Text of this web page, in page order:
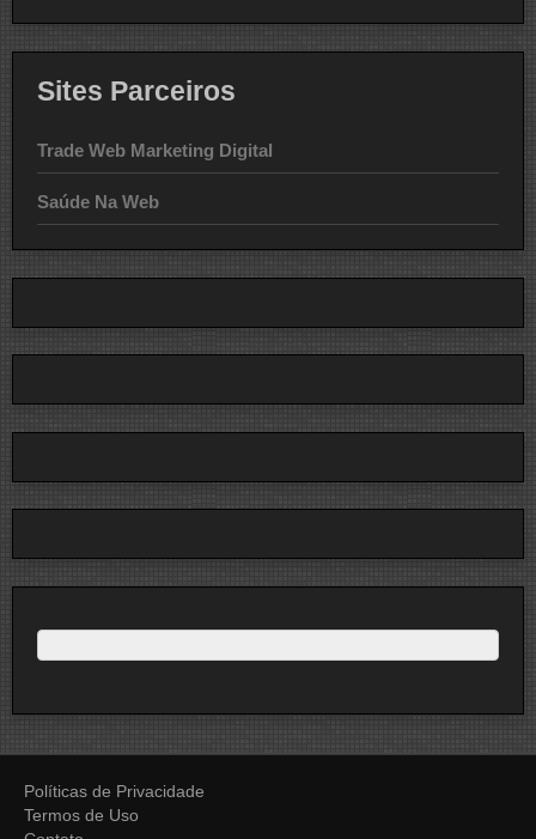
Sites Parceiros
Trade Web Marketing Digital
Saúde Na Web
Políticas de Privacidade
Termos de Uso